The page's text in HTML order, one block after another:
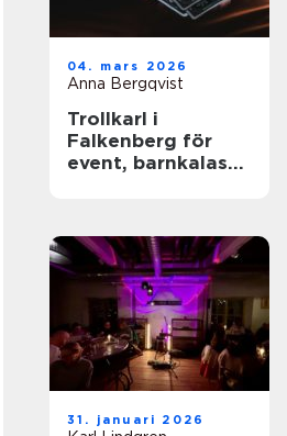
04. mars 2026
Anna Bergqvist
Trollkarl i
Falkenberg för
event, barnkalas
31. januari 2026